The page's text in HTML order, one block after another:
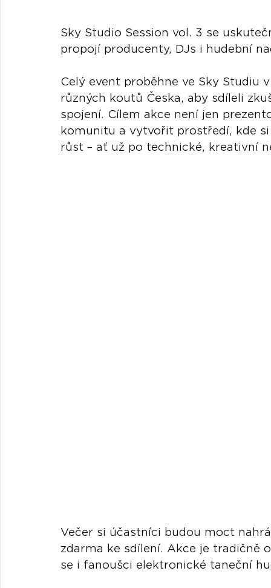
Sky Studio Session vol. 3 se
propojí producenty, DJs i hudební
Celý event proběhne ve Sky Studiu
různých koutů Česka, aby sdíleli
spojení. Cílem akce není jen
komunitu a vytvořit prostředí, kde
růst – ať už po technické, kreativní
Večer si účastníci budou moct
zdarma ke sdílení. Akce je tradičně
se i fanoušci elektronické taneční